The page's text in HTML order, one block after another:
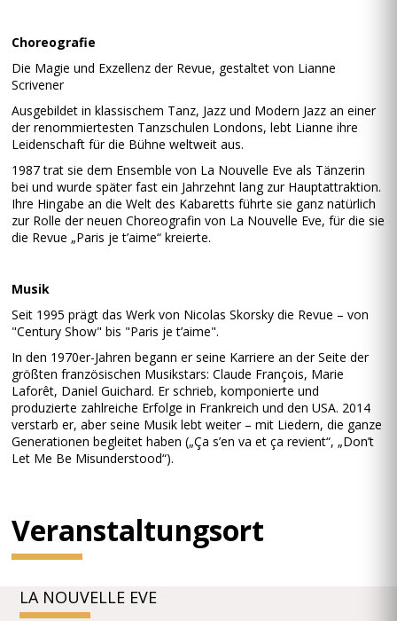
Choreografie
Die Magie und Exzellenz der Revue, gestaltet von Lianne
Scrivener
Ausgebildet in klassischem Tanz, Jazz und Modern Jazz an einer
der renommiertesten Tanzschulen Londons, lebt Lianne ihre
Leidenschaft für die Bühne weltweit aus.
1987 trat sie dem Ensemble von La Nouvelle Eve als Tänzerin
bei und wurde später fast ein Jahrzehnt lang zur Hauptattraktion.
Ihre Hingabe an die Welt des Kabaretts führte sie ganz natürlich
zur Rolle der neuen Choreografin von La Nouvelle Eve, für die sie
die Revue „Paris je t’aime“ kreierte.
Musik
Seit 1995 prägt das Werk von Nicolas Skorsky die Revue – von
"Century Show" bis "Paris je t’aime".
In den 1970er-Jahren begann er seine Karriere an der Seite der
größten französischen Musikstars: Claude François, Marie
Laforêt, Daniel Guichard. Er schrieb, komponierte und
produzierte zahlreiche Erfolge in Frankreich und den USA. 2014
verstarb er, aber seine Musik lebt weiter – mit Liedern, die ganze
Generationen begleitet haben („Ça s’en va et ça revient“, „Don’t
Let Me Be Misunderstood“).
Veranstaltungsort
LA NOUVELLE EVE